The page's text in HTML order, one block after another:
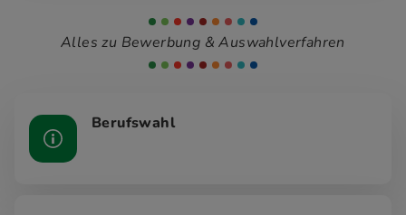
Alles zu Bewerbung & Auswahlverfahren
Berufswahl